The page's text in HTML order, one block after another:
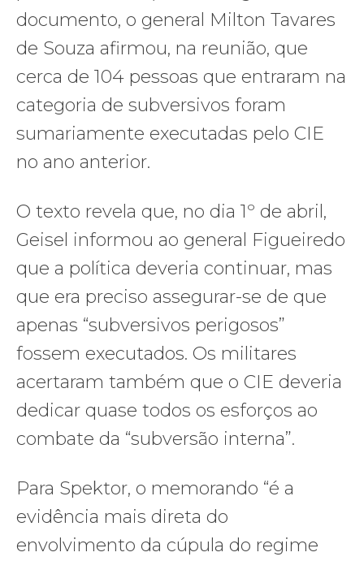
documento, o general Milton Tavares
de Souza afirmou, na reunião, que
cerca de 104 pessoas que entraram na
categoria de subversivos foram
sumariamente executadas pelo CIE
no ano anterior.
O texto revela que, no dia 1º de abril,
Geisel informou ao general Figueiredo
que a política deveria continuar, mas
que era preciso assegurar-se de que
apenas “subversivos perigosos”
fossem executados. Os militares
acertaram também que o CIE deveria
dedicar quase todos os esforços ao
combate da “subversão interna”.
Para Spektor, o memorando “é a
evidência mais direta do
envolvimento da cúpula do regime